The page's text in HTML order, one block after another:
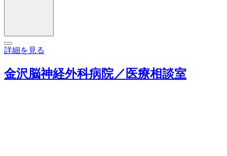
詳細を見る
金沢脳神経外科病院／医療相談室